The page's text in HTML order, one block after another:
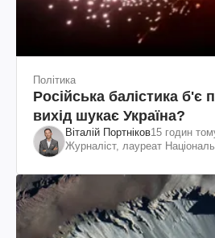
Політика
Російська балістика б'є
вихід шукає Україна?
Віталій Портніков15 годин
Журналіст, лауреат